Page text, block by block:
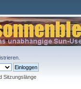
Sitzungslänge